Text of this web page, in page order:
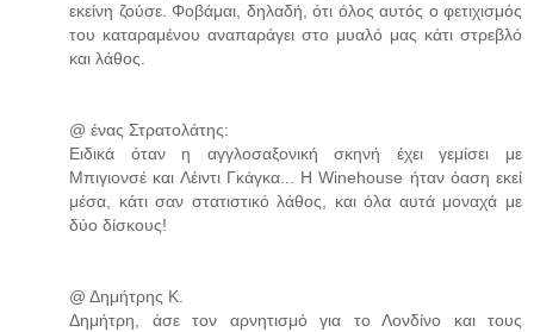
εκείνη ζούσε. Φοβάμαι, δηλαδή, ότι όλος αυτός ο φετιχισμός
του καταραμένου αναπαράγει στο μυαλό μας κάτι στρεβλό
και λάθος.
@ ένας Στρατολάτης:
Ειδικά όταν η αγγλοσαξονική σκηνή έχει γεμίσει με
Μπιγιονσέ και Λέιντι Γκάγκα... Η Winehouse ήταν όαση εκεί
μέσα, κάτι σαν στατιστικό λάθος, και όλα αυτά μοναχά με
δύο δίσκους!
@ Δημήτρης Κ.
Δημήτρη, άσε τον αρνητισμό για το Λονδίνο και τους